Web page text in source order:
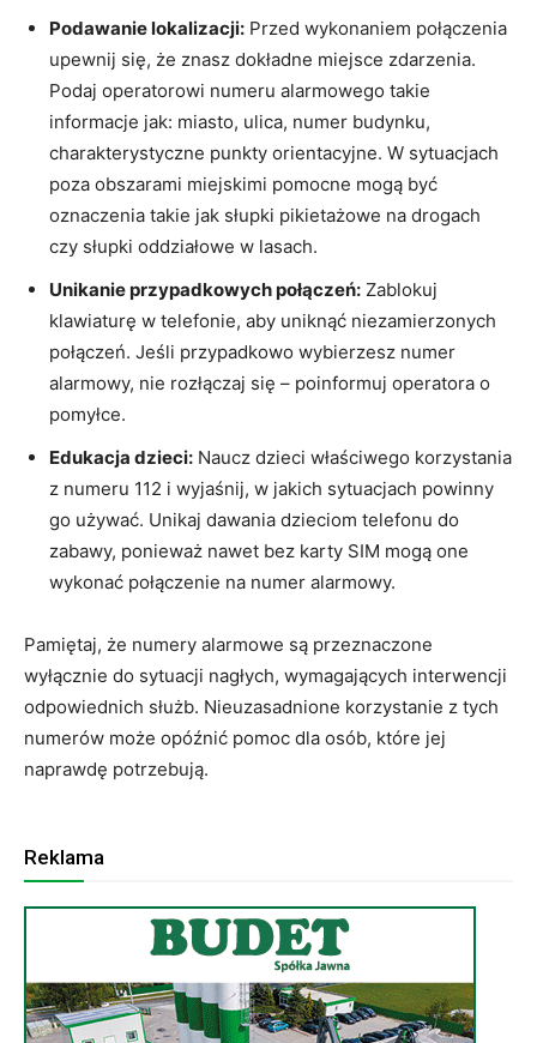
Podawanie lokalizacji: Przed wykonaniem połączenia
upewnij się, że znasz dokładne miejsce zdarzenia.
Podaj operatorowi numeru alarmowego takie
informacje jak: miasto, ulica, numer budynku,
charakterystyczne punkty orientacyjne. W sytuacjach
poza obszarami miejskimi pomocne mogą być
oznaczenia takie jak słupki pikietażowe na drogach
czy słupki oddziałowe w lasach.
Unikanie przypadkowych połączeń: Zablokuj
klawiaturę w telefonie, aby uniknąć niezamierzonych
połączeń. Jeśli przypadkowo wybierzesz numer
alarmowy, nie rozłączaj się – poinformuj operatora o
pomyłce.
Edukacja dzieci: Naucz dzieci właściwego korzystania
z numeru 112 i wyjaśnij, w jakich sytuacjach powinny
go używać. Unikaj dawania dzieciom telefonu do
zabawy, ponieważ nawet bez karty SIM mogą one
wykonać połączenie na numer alarmowy.
Pamiętaj, że numery alarmowe są przeznaczone
wyłącznie do sytuacji nagłych, wymagających interwencji
odpowiednich służb. Nieuzasadnione korzystanie z tych
numerów może opóźnić pomoc dla osób, które jej
naprawdę potrzebują.
Reklama